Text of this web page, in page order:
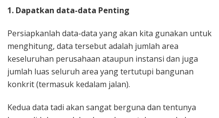
1. Dapatkan data-data Penting
Persiapkanlah data-data yang akan kita gunakan untuk
menghitung, data tersebut adalah jumlah area
keseluruhan perusahaan ataupun instansi dan juga
jumlah luas seluruh area yang tertutupi bangunan
konkrit (termasuk kedalam jalan).
Kedua data tadi akan sangat berguna dan tentunya